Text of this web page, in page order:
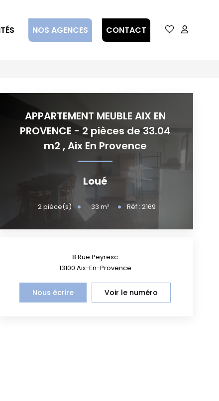
NOS AGENCES CONTACT
APPARTEMENT MEUBLE AIX EN
PROVENCE - 2 pièces de 33.04
m2 ,Aix En Provence
Loué
2pièce(s) 33 m² Réf : 2169
8 Rue Peyresc
13100 Aix-En-Provence
Nous écrire Voir le numéro